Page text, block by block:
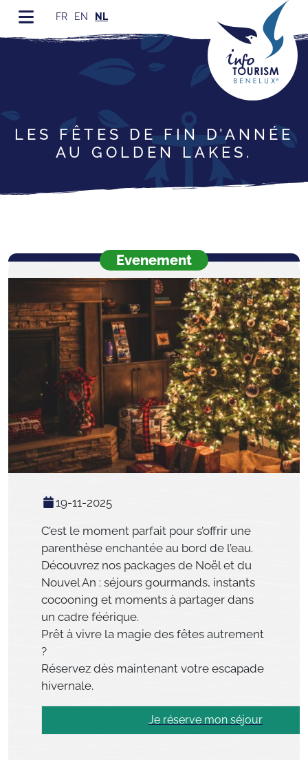
FR EN NL
LES FÊTES DE FIN D’ANNÉE
AU GOLDEN LAKES.
Evenement
19-11-2025
C’est le moment parfait pour s’offrir une
parenthèse enchantée au bord de l’eau.
Découvrez nos packages de Noël et du
Nouvel An : séjours gourmands, instants
cocooning et moments à partager dans
un cadre féérique.
Prêt à vivre la magie des fêtes autrement
?
Réservez dès maintenant votre escapade
hivernale.
Je réserve mon séjour